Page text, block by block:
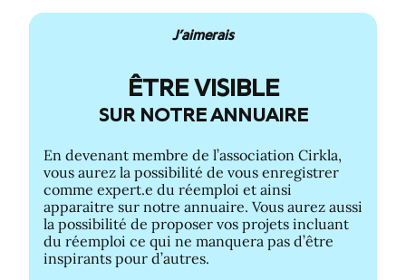
J’aimerais
ÊTRE VISIBLE
SUR NOTRE ANNUAIRE
En devenant membre de l’association Cirkla,
vous aurez la possibilité de vous enregistrer
comme expert.e du réemploi et ainsi
apparaitre sur notre annuaire. Vous aurez aussi
la possibilité de proposer vos projets incluant
du réemploi ce qui ne manquera pas d’être
inspirants pour d’autres.